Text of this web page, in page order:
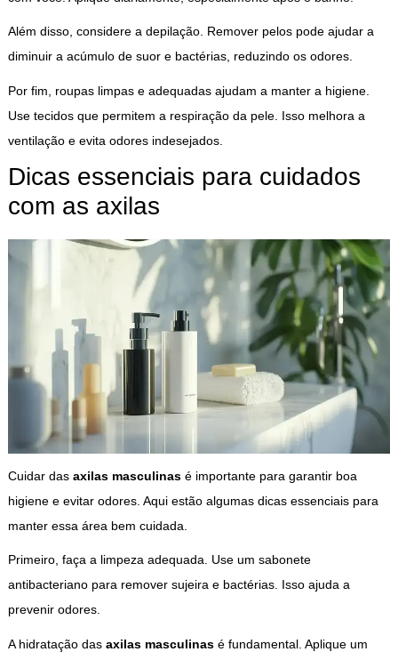
Além disso, considere a depilação. Remover pelos pode ajudar a
diminuir a acúmulo de suor e bactérias, reduzindo os odores.
Por fim, roupas limpas e adequadas ajudam a manter a higiene.
Use tecidos que permitem a respiração da pele. Isso melhora a
ventilação e evita odores indesejados.
Dicas essenciais para cuidados
com as axilas
Cuidar das axilas masculinasé importante para garantir boa
higiene e evitar odores. Aqui estão algumas dicas essenciais para
manter essa área bem cuidada.
Primeiro, faça a limpeza adequada. Use um sabonete
antibacteriano para remover sujeira e bactérias. Isso ajuda a
prevenir odores.
A hidratação das axilas masculinasé fundamental. Aplique um